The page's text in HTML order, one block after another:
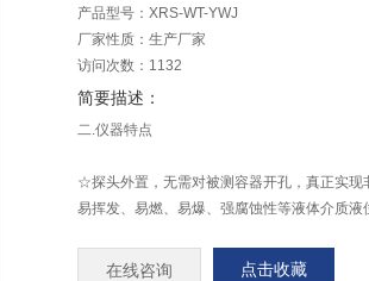
产品型号： XRS-WT-YWJ
厂家性质： 生产厂家
访问次数： 1132
简要描述：
二.仪器特点
☆探头外置，无需对被测容器开孔，真正实现
易挥发、易燃、易爆、强腐蚀性等液体介质液
☆仪器内置ASIC（智能超声波专用硬件集成
在线咨询 点击收藏